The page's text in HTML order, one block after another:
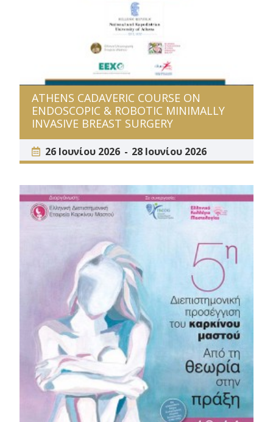
ATHENS CADAVERIC COURSE ON
ENDOSCOPIC & ROBOTIC MINIMALLY
INVASIVE BREAST SURGERY
26 Ιουνίου 2026 28 Ιουνίου 2026